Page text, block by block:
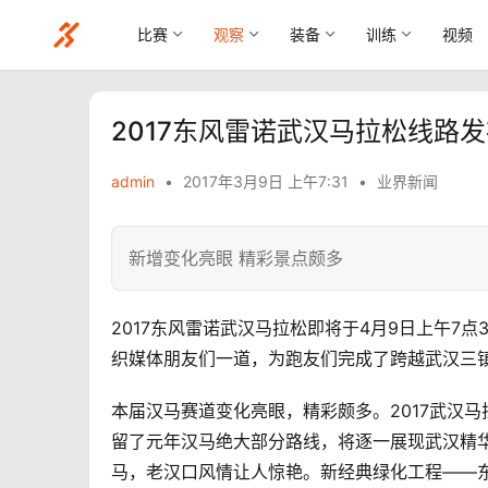
比赛 观察 装备 训练 视频
2017东风雷诺武汉马拉松线路
admin • 2017年3月9日 上午7:31 • 业界新闻
新增变化亮眼 精彩景点颇多
2017东风雷诺武汉马拉松即将于4月9日上午7
织媒体朋友们一道，为跑友们完成了跨越武汉三
本届汉马赛道变化亮眼，精彩颇多。2017武汉
留了元年汉马绝大部分路线，将逐一展现武汉
马，老汉口风情让人惊艳。新经典绿化工程——